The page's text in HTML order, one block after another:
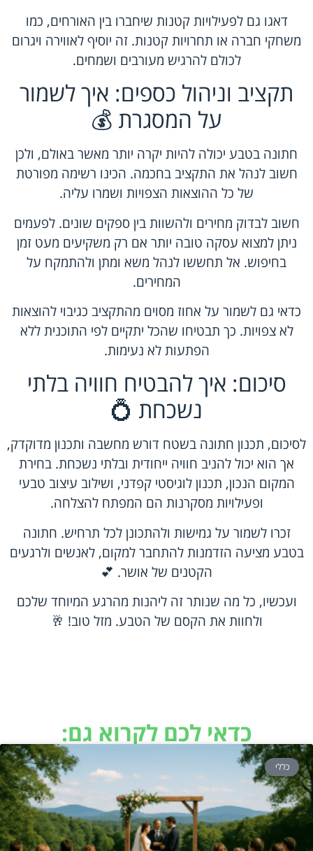
דאגו גם לפעילויות קטנות שיחברו בין האורחים, כמו
משחקי חברה או תחרויות קטנות. זה יוסיף לאווירה ויגרום
לכולם להרגיש מעורבים ושמחים.
תקציב וניהול כספים: איך לשמור
על המסגרת 💰
חתונה בטבע יכולה להיות יקרה יותר מאשר באולם, ולכן
חשוב לנהל את התקציב בחכמה. הכינו רשימה מפורטת
של כל ההוצאות הצפויות ושמרו עליה.
חשוב לבדוק מחירים ולהשוות בין ספקים שונים. לפעמים
ניתן למצוא עסקה טובה יותר אם רק משקיעים מעט זמן
בחיפוש. אל תחששו לנהל משא ומתן ולהתמקח על
המחירים.
כדאי גם לשמור על אחוז מסוים מהתקציב כגיבוי להוצאות
לא צפויות. כך תבטיחו שהכל יתקיים לפי התוכנית ללא
הפתעות לא נעימות.
סיכום: איך להבטיח חוויה בלתי
נשכחת 💍
לסיכום, תכנון חתונה בשטח דורש מחשבה ותכנון מדוקדק,
אך הוא יכול להניב חוויה ייחודית ובלתי נשכחת. בחירת
המקום הנכון, תכנון לוגיסטי קפדני, ושילוב עיצוב טבעי
ופעילויות מסקרנות הם המפתח להצלחה.
זכרו לשמור על גמישות ולהתכונן לכל תרחיש. חתונה
בטבע מציעה הזדמנות להתחבר למקום, לאנשים ולרגעים
הקטנים של אושר. 💕
ועכשיו, כל מה שנותר זה ליהנות מהרגע המיוחד שלכם
ולחוות את הקסם של הטבע. מזל טוב! 🥂
כדאי לכם לקרוא גם:
כללי